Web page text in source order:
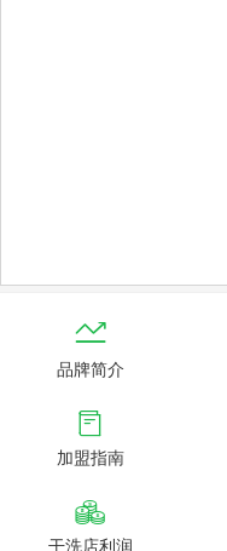

品牌简介

加盟指南

干洗店利润